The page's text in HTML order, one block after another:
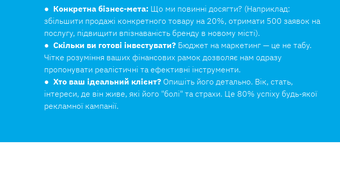
● Конкретна бізнес-мета: Що ми повинні досягти? (Наприклад:
збільшити продажі конкретного товару на 20%, отримати 500 заявок на
послугу, підвищити впізнаваність бренду в новому місті).
● Скільки ви готові інвестувати? Бюджет на маркетинг — це не табу.
Чітке розуміння ваших фінансових рамок дозволяє нам одразу
пропонувати реалістичні та ефективні інструменти.
● Хто ваш ідеальний клієнт? Опишіть його детально. Вік, стать,
інтереси, де він живе, які його "болі" та страхи. Це 80% успіху будь-якої
рекламної кампанії.